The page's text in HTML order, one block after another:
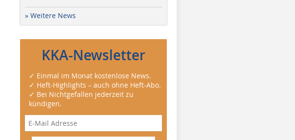
» Weitere News
KKA-Newsletter
✓ Einmal im Monat kostenlose News.
✓ Heft-Highlights – auch ohne Heft-Abo.
✓ Bei Nichtgefallen jederzeit zu
kündigen.